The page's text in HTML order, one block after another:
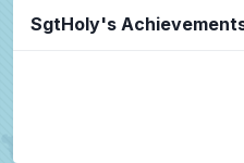
SgtHoly's